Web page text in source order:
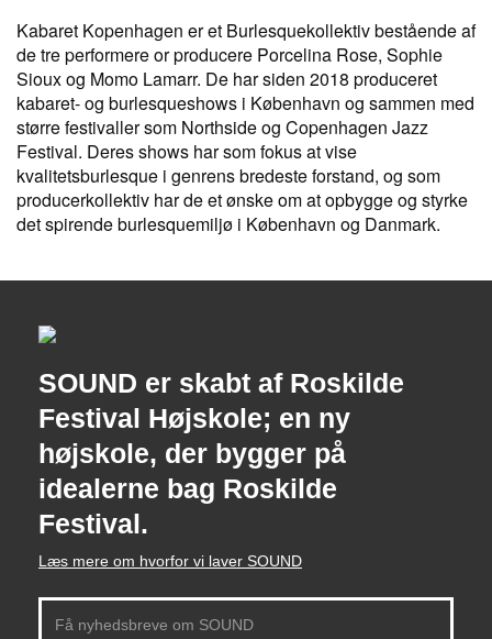
Kabaret Kopenhagen er et Burlesquekollektiv bestående af
de tre performere or producere Porcelina Rose, Sophie
Sioux og Momo Lamarr. De har siden 2018 produceret
kabaret- og burlesqueshows i København og sammen med
større festivaller som Northside og Copenhagen Jazz
Festival. Deres shows har som fokus at vise
kvalitetsburlesque i genrens bredeste forstand, og som
producerkollektiv har de et ønske om at opbygge og styrke
det spirende burlesquemiljø i København og Danmark.
SOUND er skabt af Roskilde
Festival Højskole; en ny
højskole, der bygger på
idealerne bag Roskilde
Festival.
Læs mere om hvorfor vi laver SOUND